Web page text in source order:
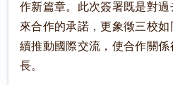
作新篇章。此次簽署既是對
來合作的承諾，更象徵三校
續推動國際交流，使合作關
長。